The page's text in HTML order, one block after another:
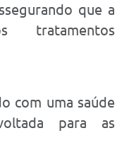
que a
tratamentos
com uma saúde
para as